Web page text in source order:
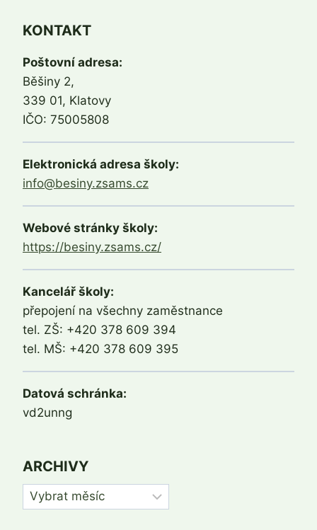
KONTAKT
Poštovní adresa:
Běšiny 2,
339 01, Klatovy
IČO: 75005808
Elektronická adresa školy:
info@besiny.zsams.cz
Webové stránky školy:
https://besiny.zsams.cz/
Kancelář školy:
přepojení na všechny zaměstnance
tel. ZŠ: +420 378 609 394
tel. MŠ: +420 378 609 395
Datová schránka:
vd2unng
ARCHIVY
Archivy